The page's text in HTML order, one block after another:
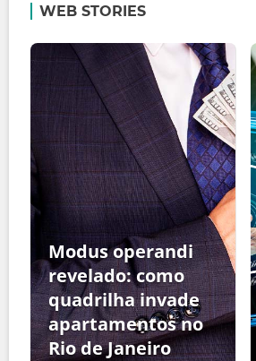
WEB STORIES
Modus operandi
revelado: como
quadrilha invade
apartamentos no
Rio de Janeiro